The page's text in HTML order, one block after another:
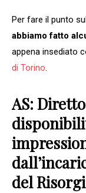
Per fare il punto
abbiamo fatto
appena insediato
di Torino.
AS:
del